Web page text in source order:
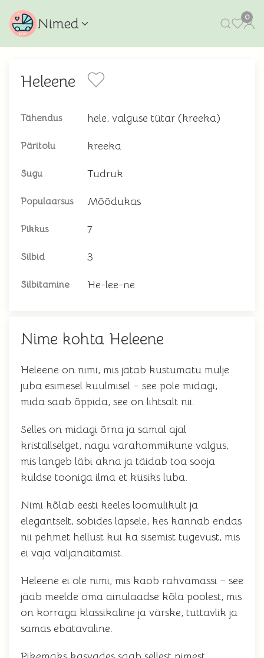
Nimed 0
Heleene
Tähendus hele, valguse tütar (kreeka)
Päritolu kreeka
Sugu Tüdruk
Populaarsus Mõõdukas
Pikkus 7
Silbid 3
Silbitamine He-lee-ne
Nime kohta Heleene
Heleene on nimi, mis jätab kustumatu mulje
juba esimesel kuulmisel – see pole midagi,
mida saab õppida, see on lihtsalt nii.
Selles on midagi õrna ja samal ajal
kristallselget, nagu varahommikune valgus,
mis langeb läbi akna ja täidab toa sooja
kuldse tooniga ilma et küsiks luba.
Nimi kõlab eesti keeles loomulikult ja
elegantselt, sobides lapsele, kes kannab endas
nii pehmet hellust kui ka sisemist tugevust, mis
ei vaja väljanäitamist.
Heleene ei ole nimi, mis kaob rahvamassi – see
jääb meelde oma ainulaadse kõla poolest, mis
on korraga klassikaline ja värske, tuttavlik ja
samas ebatavaline.